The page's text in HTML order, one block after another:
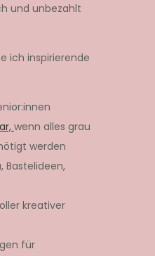
und unbezahlt
ich inspirierende
wenn alles grau
werden
Bastelideen,
kreativer
für